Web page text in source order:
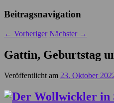
Beitragsnavigation
← Vorheriger Nächster →
Gattin, Geburtstag
Veröffentlicht am 23. Oktober